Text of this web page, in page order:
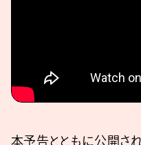
本予告とともに公開さ